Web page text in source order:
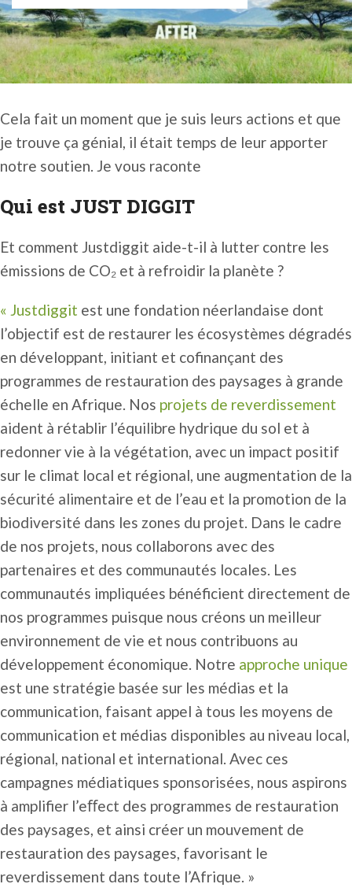
Cela fait un moment que je suis leurs actions et que
je trouve ça génial, il était temps de leur apporter
notre soutien. Je vous raconte
Qui est JUST DIGGIT
Et comment Justdiggit aide-t-il à lutter contre les
émissions de CO₂ et à refroidir la planète ?
« Justdiggit est une fondation néerlandaise dont
l’objectif est de restaurer les écosystèmes dégradés
en développant, initiant et cofinançant des
programmes de restauration des paysages à grande
échelle en Afrique. Nos projets de reverdissement
aident à rétablir l’équilibre hydrique du sol et à
redonner vie à la végétation, avec un impact positif
sur le climat local et régional, une augmentation de la
sécurité alimentaire et de l’eau et la promotion de la
biodiversité dans les zones du projet. Dans le cadre
de nos projets, nous collaborons avec des
partenaires et des communautés locales. Les
communautés impliquées bénéficient directement de
nos programmes puisque nous créons un meilleur
environnement de vie et nous contribuons au
développement économique. Notre approche unique
est une stratégie basée sur les médias et la
communication, faisant appel à tous les moyens de
communication et médias disponibles au niveau local,
régional, national et international. Avec ces
campagnes médiatiques sponsorisées, nous aspirons
à amplifier l’eﬀect des programmes de restauration
des paysages, et ainsi créer un mouvement de
restauration des paysages, favorisant le
reverdissement dans toute l’Afrique. »